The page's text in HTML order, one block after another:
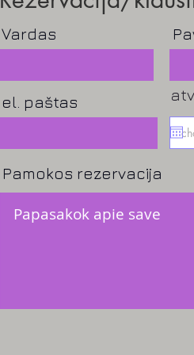
Vardas
el. paštas
Pamokos rezervacija